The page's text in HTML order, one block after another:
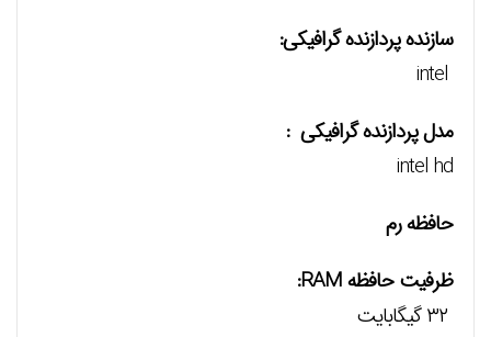
سازنده پردازنده گرافیکی:
مدل پردازنده گرافیکی :
intel hd
حافظه رم
ظرفیت حافظه RAM: